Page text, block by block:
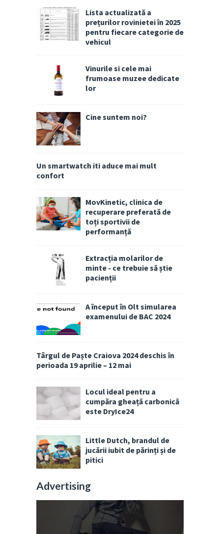
Lista actualizată a
prețurilor rovinietei în 2025
pentru fiecare categorie de
vehicul
Vinurile si cele mai
frumoase muzee dedicate
lor
Cine suntem noi?
Un smartwatch iti aduce mai mult
confort
MovKinetic, clinica de
recuperare preferată de
toți sportivii de
performanță
Extracția molarilor de
minte - ce trebuie să știe
pacienții
A început în Olt simularea
examenului de BAC 2024
Târgul de Paște Craiova 2024 deschis în
perioada 19 aprilie – 12 mai
Locul ideal pentru a
cumpăra gheață carbonică
este DryIce24
Little Dutch, brandul de
jucării iubit de părinți și de
pitici
Advertising